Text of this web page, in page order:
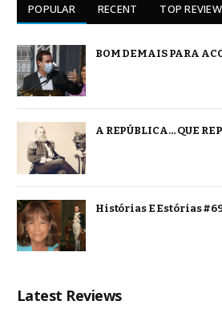
POPULAR RECENT TOP
BOM DEMAIS PARA
A REPÚBLICA… QUE
Histórias E Estórias
Latest Reviews